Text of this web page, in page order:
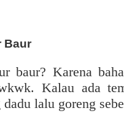
Baur
baur? Karena
Kalau ada
lalu goreng